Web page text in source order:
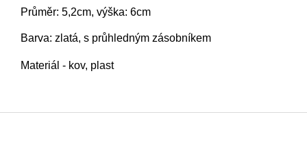
Průměr: 5,2cm, výška: 6cm
Barva: zlatá, s průhledným zásobníkem
Materiál - kov, plast
Z